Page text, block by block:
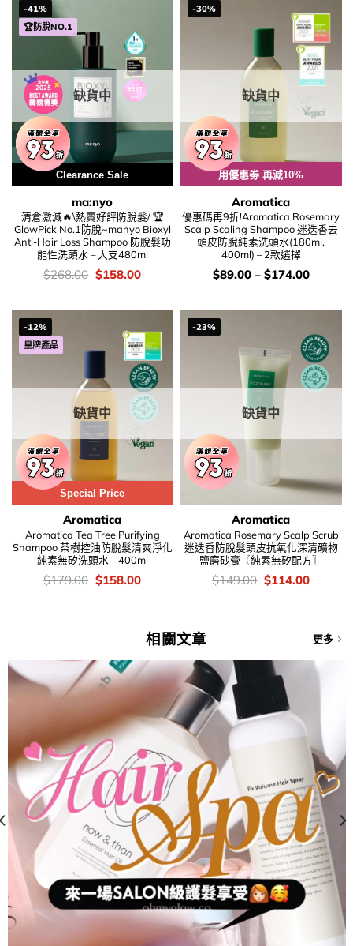
-41%
🏆防脫NO.1
Clearance Sale
缺貨中
ma:nyo
清倉激減🔥\熱賣好評防脫髮/ 🏆
GlowPick No.1防脫~manyo Bioxyl
Anti-Hair Loss Shampoo 防脫髮功
能性洗頭水 – 大支480ml
價
$268.00 Original
$268.00.
$158.00Current
$158.00.
-30%
用優惠劵 再減10%
缺貨中
Aromatica
優惠碼再9折!Aromatica Rosemary
Scalp Scaling Shampoo 迷迭香去
頭皮防脫純素洗頭水(180ml,
400ml) – 2款選擇
價
$89.00– $174.00
-12%
皇牌產品
Special Price
缺貨中
Aromatica
Aromatica Tea Tree Purifying
Shampoo 茶樹控油防脫髮清爽淨化
純素無矽洗頭水 – 400ml
價
錢：
$179.00 Original
price
$158.00Current
-23%
缺貨中
Aromatica
Aromatica Rosemary Scalp Scrub
迷迭香防脫髮頭皮抗氧化深清礦物
鹽磨砂膏〖純素無矽配方〗
價
錢：
$149.00 Original
price
$114.00Current
相關文章 更多